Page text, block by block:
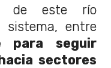
de este río
entre
para seguir
sectores